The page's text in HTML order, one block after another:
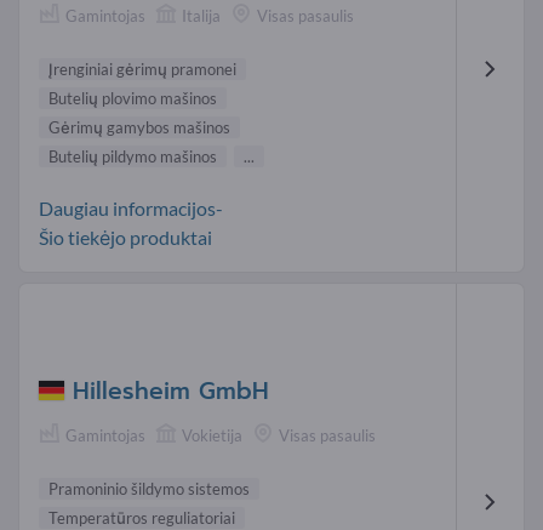
Gamintojas Italija Visas pasaulis
Įrenginiai gėrimų pramonei
Butelių plovimo mašinos
Gėrimų gamybos mašinos
Butelių pildymo mašinos
...
Daugiau informacijos-
Šio tiekėjo produktai
Hillesheim GmbH
Gamintojas Vokietija Visas pasaulis
Pramoninio šildymo sistemos
Temperatūros reguliatoriai